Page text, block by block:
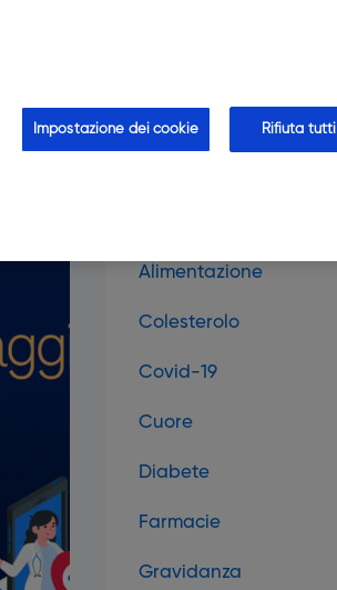
Alimentazione
Colesterolo
Covid-19
Cuore
Diabete
Farmacie
Gravidanza
Impostazione dei cookie Rifiuta tutti